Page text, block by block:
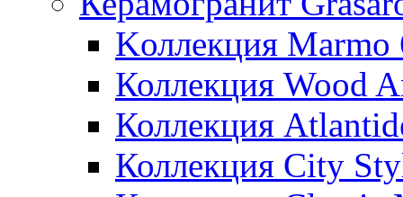
Kоллекция
Коллекция Wood
Коллекция
Коллекция City